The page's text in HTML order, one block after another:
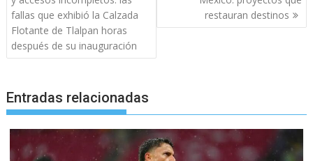
entradas
fallas que exhibió la Calzada
Flotante de Tlalpan horas
después de su inauguración
restauran destinos
Entradas relacionadas